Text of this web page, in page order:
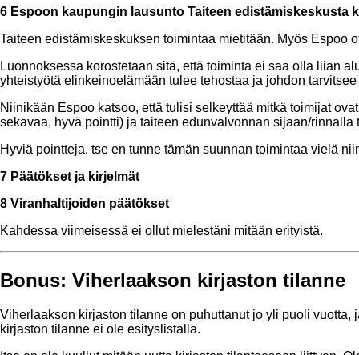
6 Espoon kaupungin lausunto Taiteen edistämiskeskusta
Taiteen edistämiskeskuksen toimintaa mietitään. Myös Espoo
Luonnoksessa korostetaan sitä, että toiminta ei saa olla liian
yhteistyötä elinkeinoelämään tulee tehostaa ja johdon
Niinikään Espoo katsoo, että tulisi selkeyttää mitkä toimijat
sekavaa, hyvä pointti) ja taiteen edunvalvonnan sijaan/
Hyviä pointteja. tse en tunne tämän suunnan toimintaa vielä
7 Päätökset ja kirjelmät
8 Viranhaltijoiden päätökset
Kahdessa viimeisessä ei ollut mielestäni mitään erityistä.
Bonus: Viherlaakson kirjaston tilanne
Viherlaakson kirjaston tilanne on puhuttanut jo yli puoli
kirjaston tilanne ei ole esityslistalla.